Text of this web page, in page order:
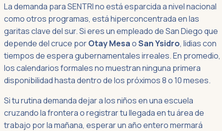
La demanda para SENTRI no está esparcida a nivel nacional
como otros programas, está hiperconcentrada en las
garitas clave del sur. Si eres un empleado de San Diego que
depende del cruce porOtay MesaoSan Ysidro, lidias con
tiempos de espera gubernamentales irreales. En promedio,
los calendarios formales no muestran ninguna primera
disponibilidad hasta dentro de los próximos 8 o 10 meses.
Si tu rutina demanda dejar a los niños en una escuela
cruzando la frontera o registrar tu llegada en tu área de
trabajo por la mañana, esperar un año entero mermará